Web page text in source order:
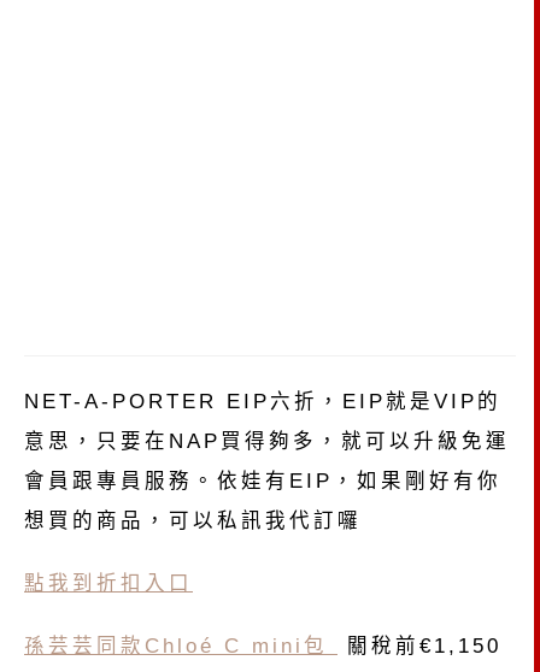
NET-A-PORTER EIP六折，EIP就是VIP的
意思，只要在NAP買得夠多，就可以升級免運
會員跟專員服務。依娃有EIP，如果剛好有你
想買的商品，可以私訊我代訂囉
點我到折扣入口
孫芸芸同款Chloé C mini包
關稅前€1,150